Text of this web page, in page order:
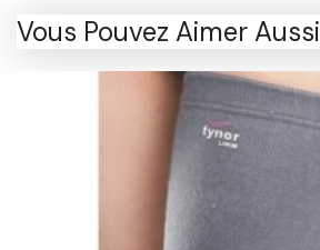
Vous Pouvez Aimer Aussi